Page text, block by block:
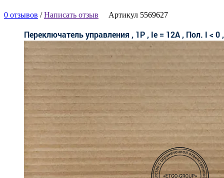
0 отзывов /Написать отзыв Артикул 5569627